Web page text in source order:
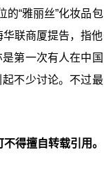
“雅丽丝”化妆品包
联商厦提告，指他
第一次有人在中国
不少讨论。不过最
得擅自转载引用。